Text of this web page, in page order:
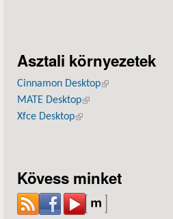
Asztali környezetek
Cinnamon Desktop(külső hivatkozás)
MATE Desktop(külső hivatkozás)
Xfce Desktop(külső hivatkozás)
Kövess minket